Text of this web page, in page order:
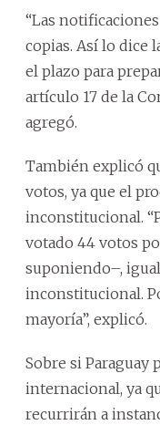
“Las
copias. Así lo dice
el plazo para
artículo 17 de la
agregó.
También explicó
votos, ya que el
inconstitucional.
votado 44 votos
suponiendo–,
inconstitucional.
mayoría”, explicó.
Sobre si Paraguay
internacional, ya
recurrirán a